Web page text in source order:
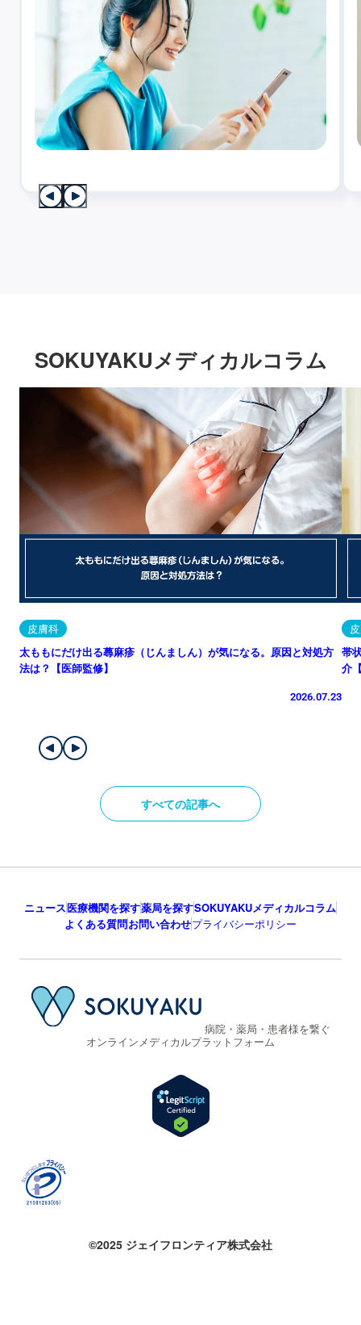
SOKUYAKUメディカルコラム
皮膚科
太ももにだけ出る蕁麻疹（じんましん）が気になる。原因と対処方
法は？【医師監修】
2026.07.23
帯
介
すべての記事へ
ニュース医療機関を探す薬局を探すSOKUYAKUメディカルコラム
よくある質問お問い合わせプライバシーポリシー
病院・薬局・患者様を繋ぐ
オンラインメディカルプラットフォーム
©2025 ジェイフロンティア株式会社